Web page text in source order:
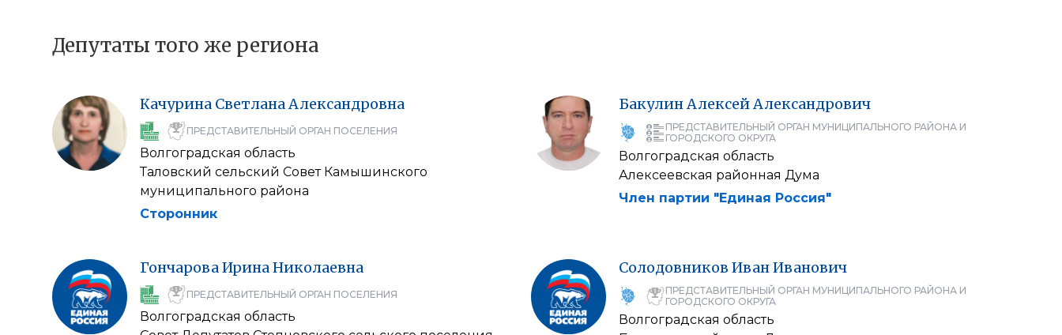
Депутаты того же региона
Качурина СветланаАлександровна
ПРЕДСТАВИТЕЛЬНЫЙ ОРГАН ПОСЕЛЕНИЯ
Волгоградская область
Таловский сельский Совет Камышинского
муниципального района
Сторонник
БакулинАлексейАлександрович
ПРЕДСТАВИТЕЛЬНЫЙ ОРГАН МУНИЦИПАЛЬНОГО РАЙОНА И
ГОРОДСКОГО ОКРУГА
Волгоградская область
Алексеевская районная Дума
Член партии "Единая Россия"
ГончароваИринаНиколаевна
ПРЕДСТАВИТЕЛЬНЫЙ ОРГАН ПОСЕЛЕНИЯ
Волгоградская область
Солодовников ИванИванович
ПРЕДСТАВИТЕЛЬНЫЙ ОРГАН МУНИЦИПАЛЬНОГО РАЙОНА И
ГОРОДСКОГО ОКРУГА
Волгоградская область